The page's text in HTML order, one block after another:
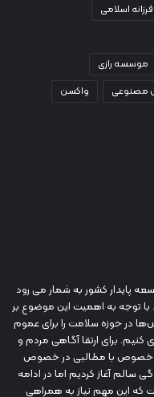
فرزانه اسلامی
موسسه رازی
واکسن
پایدار کشور به شمار می رود
توجه به اهمیت این موضوع بر
در حوزه سلامت را برای عموم
برای ارتقا آگاهی مردم و
خصوص با مطالبی در خصوص
سالم آغاز کردیم اما در ادامه
که این مهم نیاز به همراهی